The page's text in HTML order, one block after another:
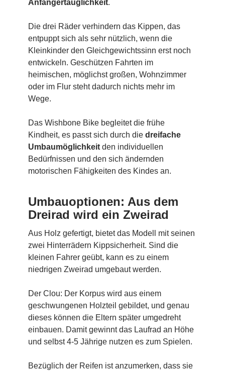
Anfängertauglichkeit.
Die drei Räder verhindern das Kippen, das
entpuppt sich als sehr nützlich, wenn die
Kleinkinder den Gleichgewichtssinn erst noch
entwickeln. Geschützen Fahrten im
heimischen, möglichst großen, Wohnzimmer
oder im Flur steht dadurch nichts mehr im
Wege.
Das Wishbone Bike begleitet die frühe
Kindheit, es passt sich durch die dreifache
Umbaumöglichkeit den individuellen
Bedürfnissen und den sich ändernden
motorischen Fähigkeiten des Kindes an.
Umbauoptionen: Aus dem
Dreirad wird ein Zweirad
Aus Holz gefertigt, bietet das Modell mit seinen
zwei Hinterrädern Kippsicherheit. Sind die
kleinen Fahrer geübt, kann es zu einem
niedrigen Zweirad umgebaut werden.
Der Clou: Der Korpus wird aus einem
geschwungenen Holzteil gebildet, und genau
dieses können die Eltern später umgedreht
einbauen. Damit gewinnt das Laufrad an Höhe
und selbst 4-5 Jährige nutzen es zum Spielen.
Bezüglich der Reifen ist anzumerken, dass sie